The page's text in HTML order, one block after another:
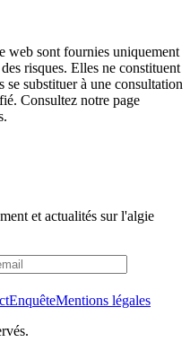
web sont fournies uniquement
risques. Elles ne constituent
se substituer à une consultation
Consultez notre page
et actualités sur l'algie
EnquêteMentions légales